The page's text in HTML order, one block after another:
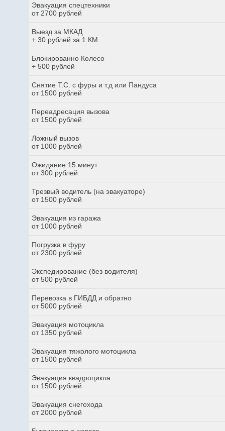
Эвакуация спецтехники
от 2700 рублей
Выезд за МКАД
+ 30 рублей за 1 КМ
Блокированно Колесо
+ 500 рублей
Снятие Т.С. с фуры и т.д или Пандуса
от 1500 рублей
Переадресация вызова
от 1500 рублей
Ложный вызов
от 1000 рублей
Ожидание 15 минут
от 300 рублей
Трезвый водитель (на эвакуаторе)
от 1500 рублей
Эвакуация из гаража
от 1000 рублей
Погрузка в фуру
от 2300 рублей
Экспедирование (без водителя)
от 500 рублей
Перевозка в ГИБДД и обратно
от 5000 рублей
Эвакуация мотоцикла
от 1350 рублей
Эвакуация тяжолого мотоцикла
от 1500 рублей
Эвакуация квадроцикла
от 1500 рублей
Эвакуация снегохода
от 2000 рублей